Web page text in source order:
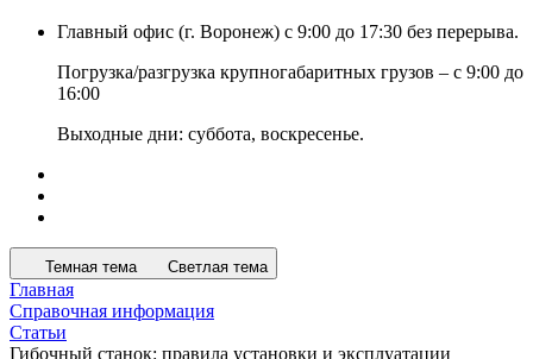
Главный офис (г. Воронеж) с 9:00 до 17:30 без перерыва.
Погрузка/разгрузка крупногабаритных грузов – с 9:00 до
16:00
Выходные дни: суббота, воскресенье.
Темная тема Светлая тема
Главная
Справочная информация
Статьи
Гибочный станок: правила установки и эксплуатации